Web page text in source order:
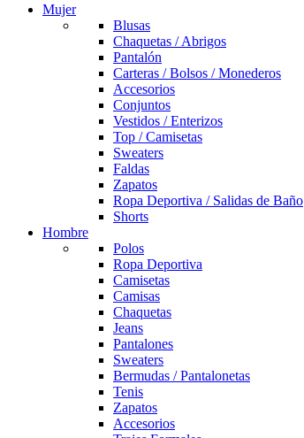
Mujer
Blusas
Chaquetas / Abrigos
Pantalón
Carteras / Bolsos / Monederos
Accesorios
Conjuntos
Vestidos / Enterizos
Top / Camisetas
Sweaters
Faldas
Zapatos
Ropa Deportiva / Salidas de Baño
Shorts
Hombre
Polos
Ropa Deportiva
Camisetas
Camisas
Chaquetas
Jeans
Pantalones
Sweaters
Bermudas / Pantalonetas
Tenis
Zapatos
Accesorios